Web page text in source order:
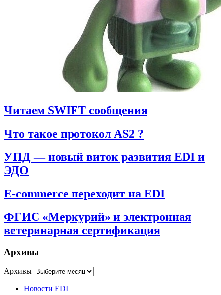
Читаем SWIFT сообщения
Что такое протокол AS2 ?
УПД — новый виток развития EDI и
ЭДО
E-commerce переходит на EDI
ФГИС «Меркурий» и электронная
ветеринарная сертификация
Архивы
Архивы
Новости EDI